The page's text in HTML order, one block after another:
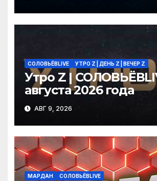
2026 года
СОЛОВЬЁВLIVE УТРО Z | ДЕНЬ Z | ВЕЧЕР Z
Утро Z |
августа 2026 года
АВГ 9, 2026
МАРДАН СОЛОВЬЁВLIVE